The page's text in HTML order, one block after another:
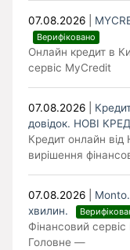
07.08.2026
Верифіковано
Онлайн кредит в
сервіс MyCredit
07.08.2026
довідок. НОВІ
Кредит онлайн від
вирішення
07.08.2026
хвилин.
Фінансовий
Головне —